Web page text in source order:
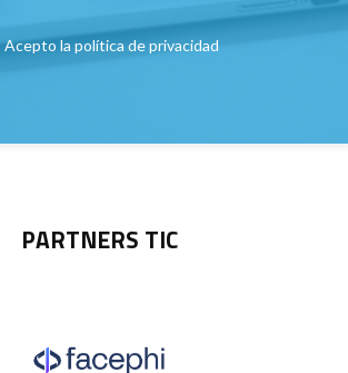
Acepto la política de privacidad
PARTNERS TIC